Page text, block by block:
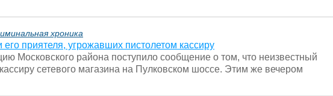
хроника
приятеля, угрожавших пистолетом кассиру
Московского района поступило сообщение о том, что неизвестный
сетевого магазина на Пулковском шоссе. Этим же вечером